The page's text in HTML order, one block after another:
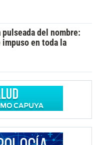
del nombre:
impuso en toda la